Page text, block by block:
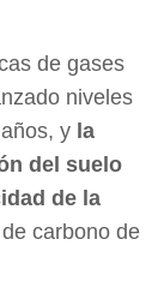
de gases
niveles
y la
del suelo
de la
carbono de